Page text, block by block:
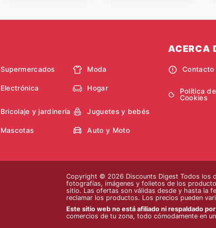
Supermercados Moda
Electrónica Hogar
Bricolaje y jardinería Juguetes y bebés
Mascotas Auto y Moto
ACERCA
Contacto
Política de
Cookies
Copyright © 2026 Discounts Digest Todos los
fotografías, imágenes y folletos de los
sitio. Las ofertas son válidas desde y hasta la
reclamar los productos. Los precios pueden
Este sitio web no está afiliado ni respaldado
comercios de tu zona, todo cómodamente en